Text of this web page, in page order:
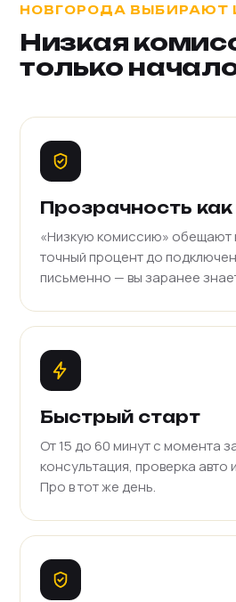
НОВГОРОДА ВЫБИРАЮТ
Низкая
только
Прозрачность
«Низкую комиссию» обещают
точный процент до
письменно — вы заранее
Быстрый старт
От 15 до 60 минут с момента
консультация, проверка авто
Про в тот же день.